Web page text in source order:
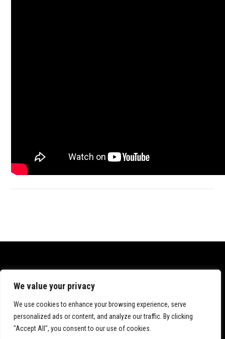
We value your privacy
We use cookies to enhance your browsing experience, serve
personalized ads or content, and analyze our traffic. By clicking
"Accept All", you consent to our use of cookies.